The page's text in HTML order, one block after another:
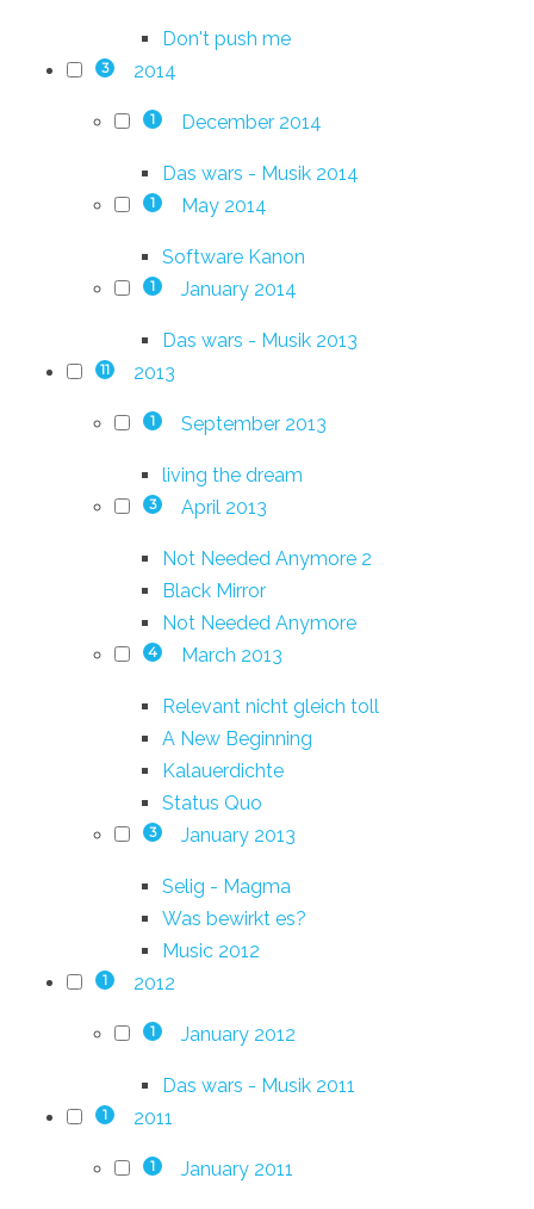
Don't push me
3 2014
1 December 2014
Das wars - Musik 2014
1 May 2014
Software Kanon
1 January 2014
Das wars - Musik 2013
11 2013
1 September 2013
living the dream
3 April 2013
Not Needed Anymore 2
Black Mirror
Not Needed Anymore
4 March 2013
Relevant nicht gleich toll
A New Beginning
Kalauerdichte
Status Quo
3 January 2013
Selig - Magma
Was bewirkt es?
Music 2012
1 2012
1 January 2012
Das wars - Musik 2011
1 2011
1 January 2011